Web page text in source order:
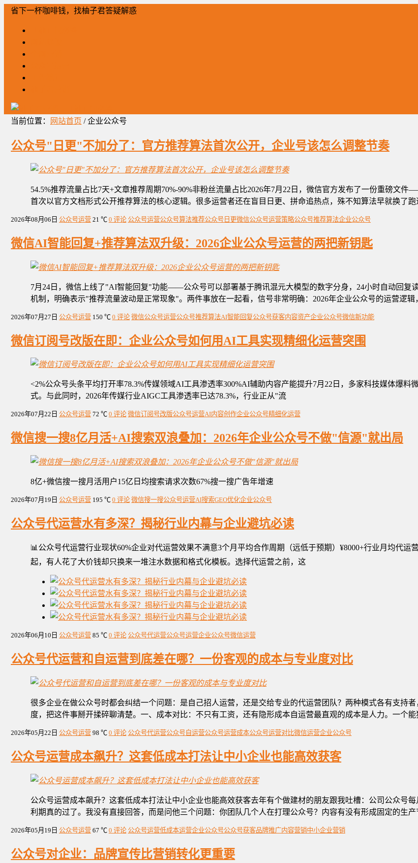
省下一杯咖啡钱，找柚子君答疑解惑
当前位置： 网站首页 / 企业公众号
公众号"日更"不加分了：官方推荐算法首次公开，企业号该怎么调整节奏
54.5%推荐流量占比7天+文章推荐周期70%-90%非粉丝流量占比2026年7月22日，微信官方发布了一份重磅文
首次以官方文档形式公开推荐算法的核心逻辑。很多运营者还在盲目日更、拼命追热点，殊不知算法早就换了跑
2026年08月06日 公众号运营 21 ℃ 0 评论 公众号运营公众号算法推荐公众号日更微信公众号运营策略公众号推荐算法企业公众号
微信AI智能回复+推荐算法双升级：2026企业公众号运营的两把新钥匙
7月24日，微信上线了"AI智能回复"功能——公众号可以部署基于腾讯混元大模型的数字分身，24小时自动回复
机制，明确表示"推荐流量波动是正常现象"。两件事放在一起看，信号非常明确：2026年企业公众号的运营逻辑
2026年07月27日 公众号运营 150 ℃ 0 评论 微信公众号运营公众号推荐算法AI智能回复公众号获客内容资产企业公众号微信新功能
微信订阅号改版在即：企业公众号如何用AI工具实现精细化运营突围
<2%公众号头条平均打开率78.3%传媒领域AI工具渗透率300%AI辅助内容产能提升7月22日，多家科技媒体爆
式。与此同时，2026年传媒行业AIGC工具渗透率已达78.3%，行业正从"流
2026年07月22日 公众号运营 72 ℃ 0 评论 微信订阅号改版公众号运营AI内容创作企业公众号精细化运营
微信搜一搜8亿月活+AI搜索双浪叠加：2026年企业公众号不做"信源"就出局
8亿+微信搜一搜月活用户15亿日均搜索请求次数67%搜一搜广告年增速
2026年07月19日 公众号运营 195 ℃ 0 评论 微信搜一搜公众号运营AI搜索GEO优化企业公众号
公众号代运营水有多深？揭秘行业内幕与企业避坑必读
📊公众号代运营行业现状60%企业对代运营效果不满意3个月平均合作周期（远低于预期）¥8000+行业月均代
起，有人花了大价钱却只换来一堆注水数据和格式化模板。选择代运营之前，这
2026年06月10日 公众号运营 85 ℃ 0 评论 公众号代运营公众号运营企业公众号微信运营
公众号代运营和自运营到底差在哪？一份客观的成本与专业度对比
很多企业在做公众号时都会纠结一个问题：是自己招人运营，还是交给专业的代运营团队？两种模式各有支持
度，把这件事掰开揉碎聊清楚。一、成本对比：不只有工资，还有隐形成本自运营最直观的成本是人力。一个
2026年05月22日 公众号运营 98 ℃ 0 评论 公众号代运营公众号自运营公众号运营成本公众号运营对比微信运营企业公众号
公众号运营成本飙升？这套低成本打法让中小企业也能高效获客
公众号运营成本飙升？这套低成本打法让中小企业也能高效获客去年有个做建材的朋友跟我吐槽：公司公众号
利期真的过了。我没有直接回答，而是问他三个问题：你团队几个人在打理公众号？内容有没有形成固定的生
2026年05月19日 公众号运营 67 ℃ 0 评论 公众号运营低成本运营企业公众号公众号获客品牌推广内容营销中小企业营销
公众号对企业：品牌宣传比营销转化更重要